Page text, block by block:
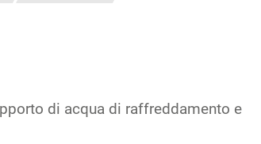
di acqua di raffreddamento e